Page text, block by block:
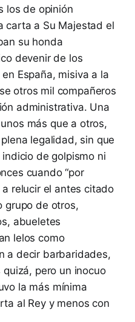
los de opinión
carta a Su Majestad el
su honda
devenir de los
España, misiva a la
otros mil compañeros
administrativa. Una
más que a otros,
legalidad, sin que
de golpismo ni
cuando “por
a relucir el antes citado
grupo de otros,
abueletes
lelos como
a decir barbaridades,
pero un inocuo
la más mínima
al Rey y menos con